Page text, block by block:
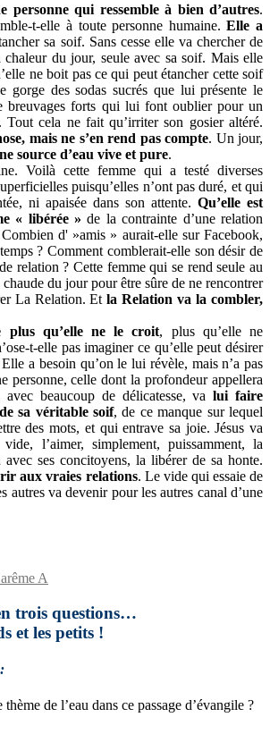
personne qui ressemble à bien d’autres.
t-elle à toute personne humaine.Elle a
sa soif. Sans cesse elle va chercher de
du jour, seule avec sa soif. Mais elle
ne boit pas ce qui peut étancher cette soif
gorge des sodas sucrés que lui présente le
breuvages forts qui lui font oublier pour un
Tout cela ne fait qu’irriter son gosier altéré.
mais ne s’en rend pas compte. Un jour,
source d’eau vive et pure.
Voilà cette femme qui a testé diverses
puisqu’elles n’ont pas duré, et qui
ni apaisée dans son attente. Qu’elle est
« libérée » de la contrainte d’une relation
d' »amis » aurait-elle sur Facebook,
? Comment comblerait-elle son désir de
relation ? Cette femme qui se rend seule au
du jour pour être sûre de ne rencontrer
La Relation. Etla Relation va la combler,
plus qu’elle ne le croit, plus qu’elle ne
t-elle pas imaginer ce qu’elle peut désirer
a besoin qu’on le lui révèle, mais n’a pas
personne, celle dont la profondeur appellera
avec beaucoup de délicatesse, valui faire
sa véritable soif, de ce manque sur lequel
des mots, et qui entrave sa joie. Jésus va
l’aimer, simplement, puissamment, la
ses concitoyens, la libérer de sa honte.
aux vraies relations. Le vide qui essaie de
autres va devenir pour les autres canal d’une
A
trois questions…
et les petits !
de l’eau dans ce passage d’évangile ?